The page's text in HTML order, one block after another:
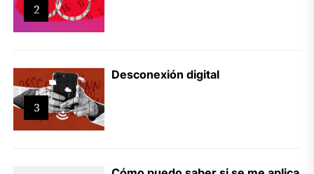
2
3
Desconexión digital